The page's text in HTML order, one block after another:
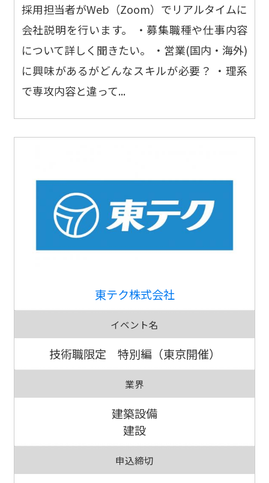
採用担当者がWeb（Zoom）でリアルタイムに
会社説明を行います。 ・募集職種や仕事内容
について詳しく聞きたい。 ・営業(国内・海外)
に興味があるがどんなスキルが必要？ ・理系
で専攻内容と違って...
東テク株式会社
イベント名
技術職限定 特別編（東京開催）
業界
建築設備
建設
申込締切